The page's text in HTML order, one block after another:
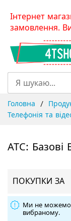
SkipІнтернет
замовлення.
Головна
Телефонія та
АТС: Базові
ПОКУПКИ ЗА
Ми не можемо
вибраному.